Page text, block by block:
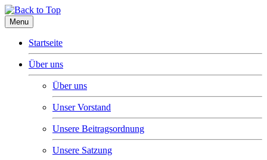
Menu
Startseite
Über uns
Über uns
Unser Vorstand
Unsere Beitragsordnung
Unsere Satzung